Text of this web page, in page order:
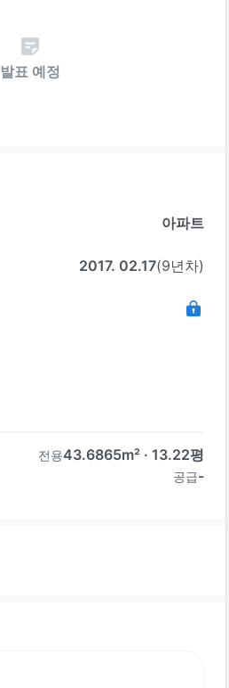
발표 예정
아파트
2017. 02.17(9년차)
전용43.6865m² · 13.22평
공급-